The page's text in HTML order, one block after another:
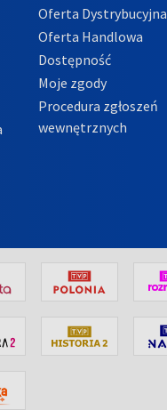
Oferta Dystrybucyjna
Oferta Handlowa
Dostępność
Moje zgody
Procedura zgłoszeń
wewnętrznych